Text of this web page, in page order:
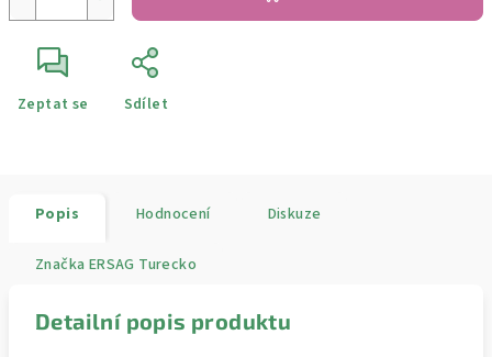
Zeptat se Sdílet
Popis Hodnocení Diskuze
Značka ERSAG Turecko
Detailní popis produktu